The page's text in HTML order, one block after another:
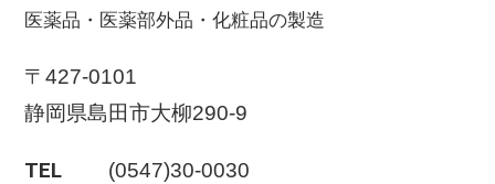
医薬品・医薬部外品・化粧品の製造
〒427-0101
静岡県島田市大柳290-9
TEL (0547)30-0030